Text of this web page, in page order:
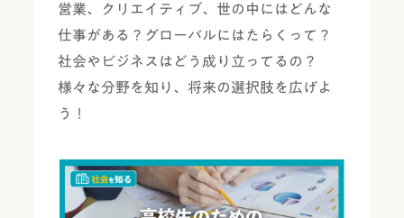
営業、クリエイティブ、世の中にはどんな
仕事がある？グローバルにはたらくって？
社会やビジネス はどう成り立ってるの？
様々な分野を知り、将来の選択肢を広げよ
う！